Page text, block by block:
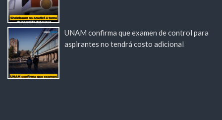
UNAM confirma que examen de control para
aspirantes no tendrá costo adicional